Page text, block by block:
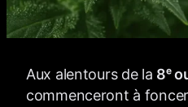
Aux alentours de la 8ᵉ
commenceront à